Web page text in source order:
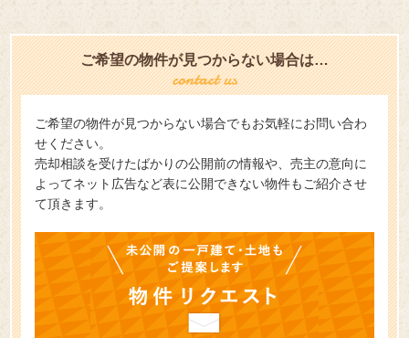
ご希望の物件が見つからない場合は…
ご希望の物件が見つからない場合でもお気軽にお問い合わ
せください。
売却相談を受けたばかりの公開前の情報や、売主の意向に
よってネット広告など表に公開できない物件もご紹介させ
て頂きます。